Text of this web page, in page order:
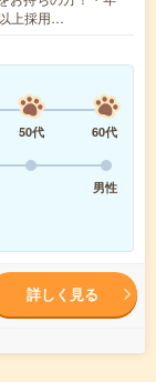
上採用…
50代
60代
男性
詳しく見る